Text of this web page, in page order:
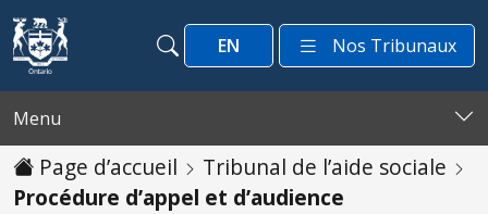
Passer au contenu
Recherche
Recherche
EN Nos Tribunaux
Menu
Page d’accueil
Tribunal de l’aide sociale
Procédure d’appel et d’audience